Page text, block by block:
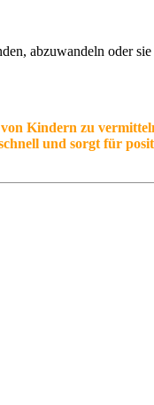
abzuwandeln oder
Kindern zu
und sorgt für